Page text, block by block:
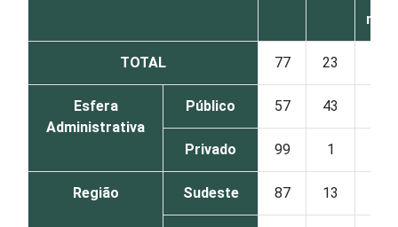
TOTAL 77 23
Esfera
Administrativa
Público 57 43
Privado 99 1
Região Sudeste 87 13